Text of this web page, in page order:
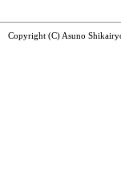
Copyright (C) Asuno